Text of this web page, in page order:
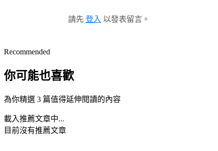
請先 登入 以發表留言。
Recommended
你可能也喜歡
為你精選 3 篇值得延伸閱讀的內容
載入推薦文章中...
目前沒有推薦文章